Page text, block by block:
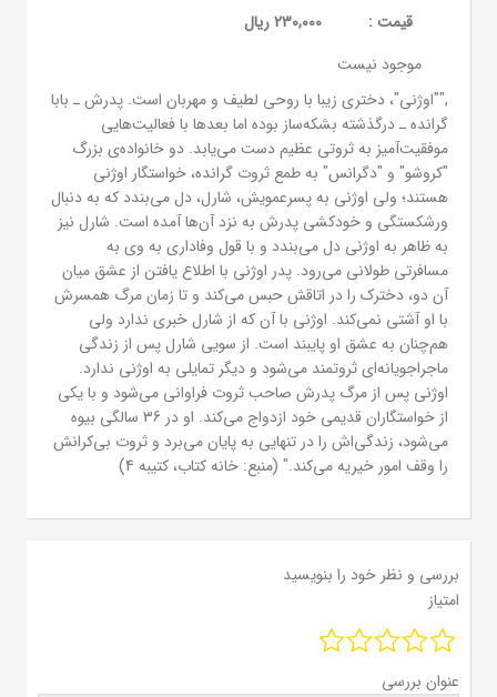
قيمت :
230,000 ریال
موجود نیست
,""اوژنی"، دختری زیبا با روحی لطیف و مهربان است. پدرش ـ بابا
گرانده ـ درگذشته بشکه‌ساز بوده اما بعدها با فعالیت‌هایی
موفقیت‌آمیز به ثروتی عظیم دست می‌یابد. دو خانواده‌ی بزرگ
"کروشو" و "دگرانس" به طمع ثروت گرانده، خواستگار اوژنی
هستند؛ ولی اوژنی به پسرعمویش، شارل، دل می‌بندد که به دنبال
ورشکستگی و خودکشی پدرش به نزد آن‌ها آمده است. شارل نیز
به ظاهر به اوژنی دل می‌بندد و با قول وفاداری به وی به
مسافرتی طولانی می‌رود. پدر اوژنی با اطلاع یافتن از عشق میان
آن دو، دخترک را در اتاقش حبس می‌کند و تا زمان مرگ همسرش
با او آشتی نمی‌کند. اوژنی با آن که از شارل خبری ندارد ولی
هم‌چنان به عشق او پایبند است. از سویی شارل پس از زندگی
ماجراجویانه‌ای ثروتمند می‌شود و دیگر تمایلی به اوژنی ندارد.
اوژنی پس از مرگ پدرش صاحب ثروت فراوانی می‌شود و با یکی
از خواستگاران قدیمی خود ازدواج می‌کند. او در 36 سالگی بیوه
می‌شود، زندگی‌اش را در تنهایی به پایان می‌برد و ثروت بی‌کرانش
را وقف امور خیریه می‌کند." (منبع: خانه کتاب، کتیبه 4)
بررسی و نظر خود را بنویسید
امتیاز
عنوان بررسی